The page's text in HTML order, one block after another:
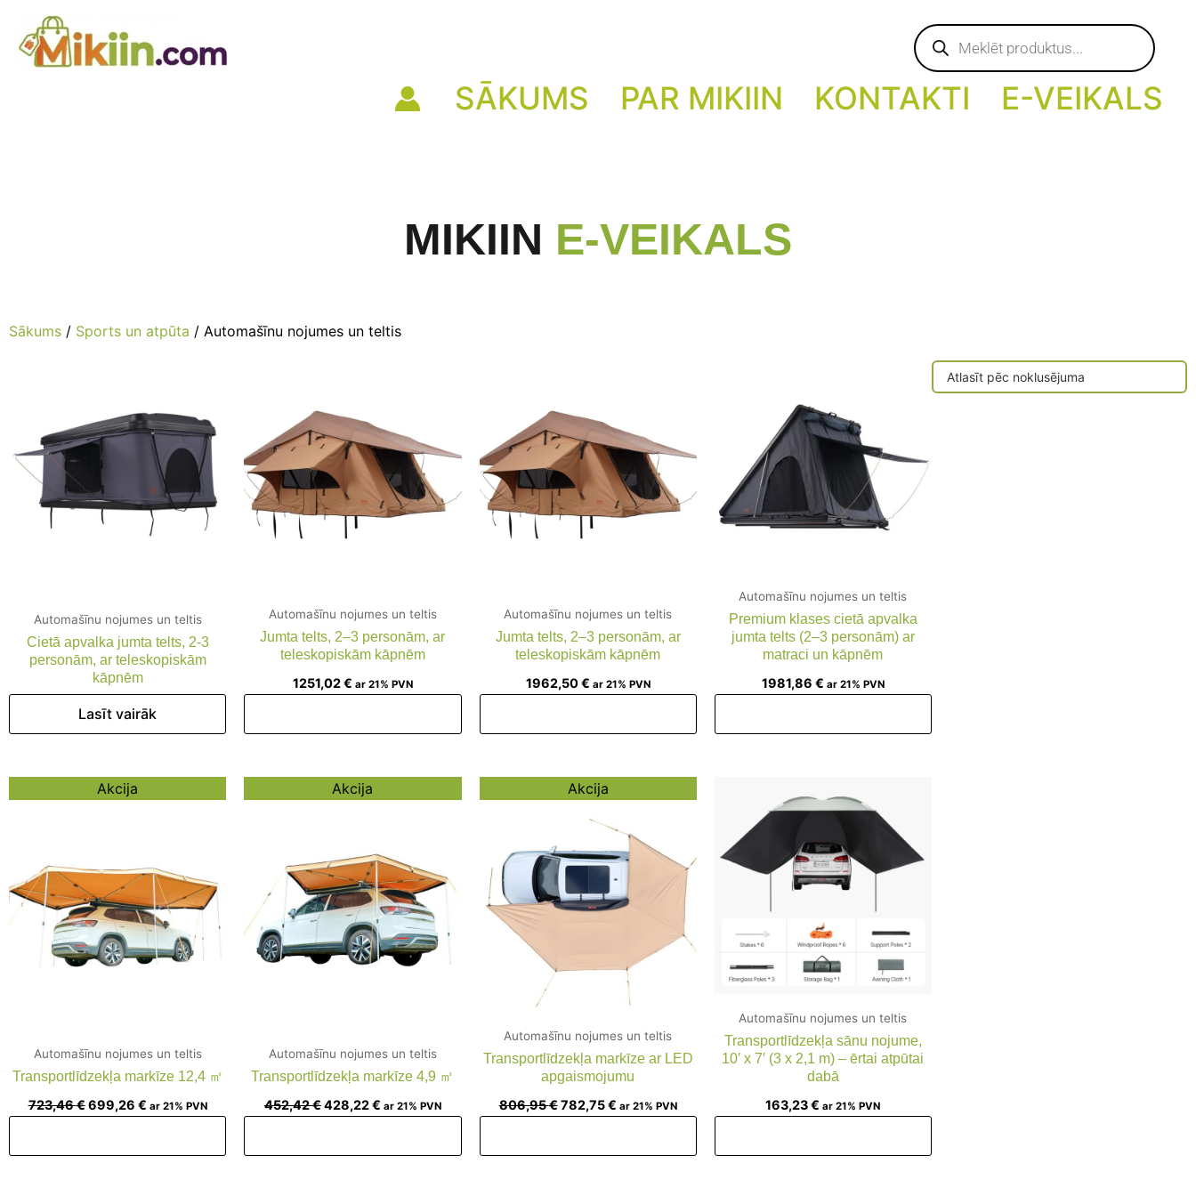
content
Products
search
SĀKUMS PAR MIKIIN KONTAKTI E-VEIKALS
MIKIIN E-VEIKALS
Sākums / Sports un atpūta / Automašīnu nojumes un teltis
Automašīnu nojumes un teltis
Cietā apvalka jumta telts, 2-3
personām, ar teleskopiskām
kāpnēm
Lasīt vairāk
Automašīnu nojumes un teltis
Jumta telts, 2–3 personām, ar
teleskopiskām kāpnēm
1251,02€ ar 21% PVN
Automašīnu nojumes un teltis
Jumta telts, 2–3 personām, ar
teleskopiskām kāpnēm
1962,50€ ar 21% PVN
Automašīnu nojumes un teltis
Premium klases cietā apvalka
jumta telts (2–3 personām) ar
matraci un kāpnēm
1981,86 € ar 21% PVN
Akcija
Automašīnu nojumes un teltis
Transportlīdzekļa markīze 12,4 ㎡
723,46€
Original
price
699,26 €
price
ar 21% PVN
Akcija
Automašīnu nojumes un teltis
Transportlīdzekļa markīze 4,9 ㎡
452,42€
Original
price
428,22€
price
ar 21% PVN
Akcija
Automašīnu nojumes un teltis
Transportlīdzekļa markīze ar LED
apgaismojumu
806,95€
Original
price
806,95 €.
782,75€
price
782,75 €.
ar 21% PVN
Automašīnu nojumes un teltis
Transportlīdzekļa sānu nojume,
10′ x 7′ (3 x 2,1 m) – ērtai atpūtai
dabā
163,23€ ar 21% PVN